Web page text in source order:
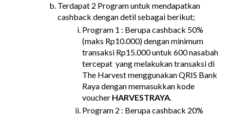
Terdapat 2 Program untuk mendapatkan
cashback dengan detil sebagai berikut;
Program 1 : Berupa cashback 50%
(maks Rp10.000) dengan minimum
transaksi Rp15.000 untuk 600 nasabah
tercepat  yang melakukan transaksi di
The Harvest menggunakan QRIS Bank
Raya dengan memasukkan kode
voucher HARVESTRAYA.
Program 2 : Berupa cashback 20%